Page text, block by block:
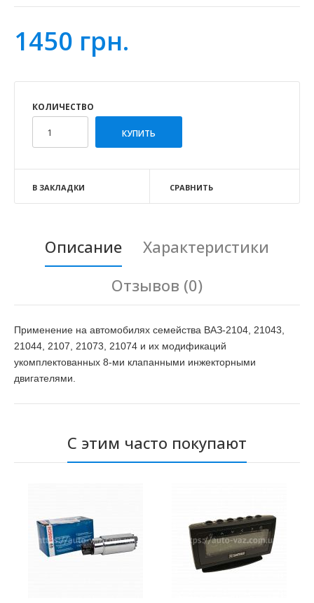
1450 грн.
КОЛИЧЕСТВО
В ЗАКЛАДКИ СРАВНИТЬ
Описание
Характеристики
Отзывов (0)
Применение на автомобилях семейства ВАЗ-2104, 21043,
21044, 2107, 21073, 21074 и их модификаций
укомплектованных 8-ми клапанными инжекторными
двигателями.
С этим часто покупают